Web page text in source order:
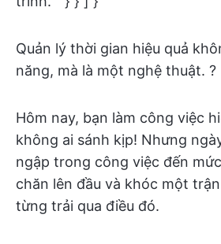
Quản lý thời gian hiệu quả
năng, mà là một nghệ thuật. ?
Hôm nay, bạn làm công việc
không ai sánh kịp! Nhưng
ngập trong công việc đến
chăn lên đầu và khóc một
từng trải qua điều đó.